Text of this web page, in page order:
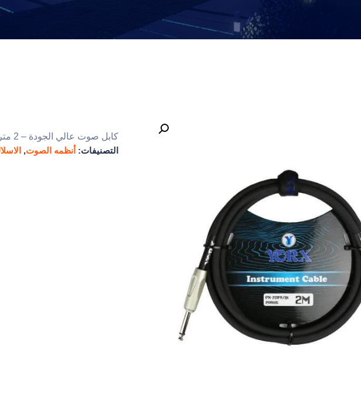
كابل صوت عالي الجودة – 2 متر من جاك إلى جاك مونو
التصنيفات: أنظمه الصوت,